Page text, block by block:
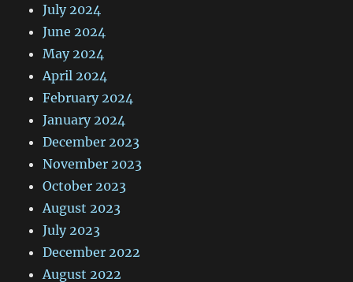
July 2024
June 2024
May 2024
April 2024
February 2024
January 2024
December 2023
November 2023
October 2023
August 2023
July 2023
December 2022
August 2022